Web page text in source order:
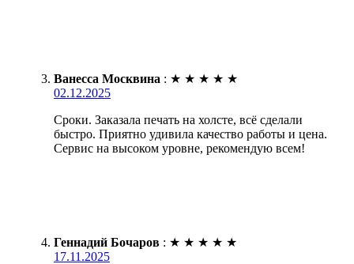
Ванесса Москвина : ★ ★ ★ ★ ★
02.12.2025
Сроки. Заказала печать на холсте, всё сделали
быстро. Приятно удивила качество работы и цена.
Сервис на высоком уровне, рекомендую всем!
Геннадий Бочаров : ★ ★ ★ ★ ★
17.11.2025